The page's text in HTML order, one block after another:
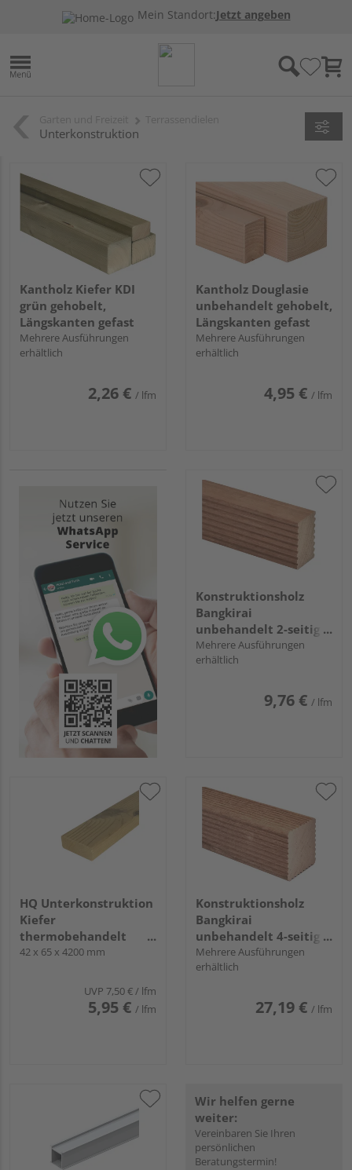
Mein Standort:Jetzt angeben
Unterkonstruktion
Kantholz Kiefer KDI
grün gehobelt,
Längskanten gefast
Mehrere Ausführungen
erhältlich
2,26 € / lfm
Kantholz Douglasie
unbehandelt gehobelt,
Längskanten gefast
Mehrere Ausführungen
erhältlich
4,95 € / lfm
Konstruktionsholz
Bangkirai
unbehandelt 2-seitig
geriffelt
Mehrere Ausführungen
erhältlich
9,76 € / lfm
HQ Unterkonstruktion
Kiefer
thermobehandelt
glatt
42 x 65 x 4200 mm
UVP 7,50 €/ lfm
5,95 € / lfm
Konstruktionsholz
Bangkirai
unbehandelt 4-seitig
geriffelt
Mehrere Ausführungen
erhältlich
27,19 € / lfm
Wir helfen gerne
weiter:
Vereinbaren Sie Ihren
persönlichen
Beratungstermin!